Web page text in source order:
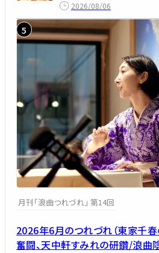
2026/08/06
月刊「浪曲つれづれ」 第14回
2026年6月のつれづれ（東家千
奮闘、天中軒すみれの研鑽/浪曲